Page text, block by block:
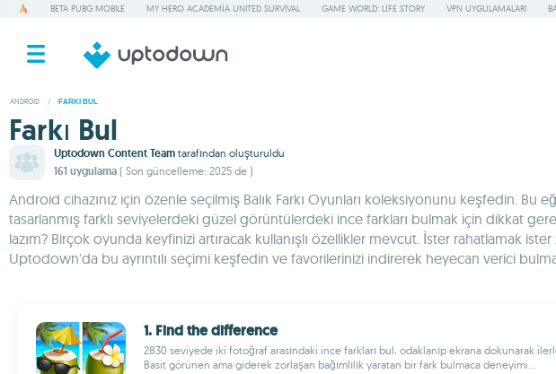
BETA PUBG MOBILE MY HERO ACADEMIA UNITED SURVIVAL GAME WORLD: LIFE STORY VPN UYGULAMALARI
ANDROID / FARKI BUL
Farkı Bul
Uptodown Content Team tarafından oluşturuldu
161 uygulama ( Son güncelleme: 2025 de )
Android cihazınız için özenle seçilmiş Balık Farkı Oyunları koleksiyonunu keşfedin.
tasarlanmış farklı seviyelerdeki güzel görüntülerdeki ince farkları bulmak için dikkat
lazım? Birçok oyunda keyfinizi artıracak kullanışlı özellikler mevcut. İster rahatlamak
Uptodown'da bu ayrıntılı seçimi keşfedin ve favorilerinizi indirerek heyecan verici
1. Find the difference
2830 seviyede iki fotoğraf arasındaki ince farkları bul, odaklanıp ekrana dokunarak
Basit görünen ama giderek zorlaşan bağımlılık yaratan bir fark bulmaca deneyimi...